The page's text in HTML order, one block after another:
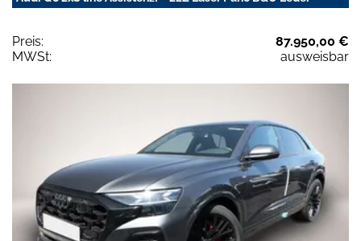
Preis:
87.950,00 €
MWSt:
ausweisbar